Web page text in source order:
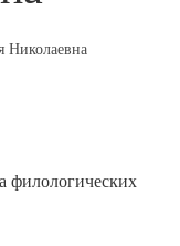
Николаевна
филологических